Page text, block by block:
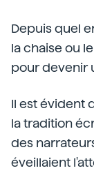
Depuis quel
la chaise ou
pour devenir
Il est évident
la tradition
des
éveillaient